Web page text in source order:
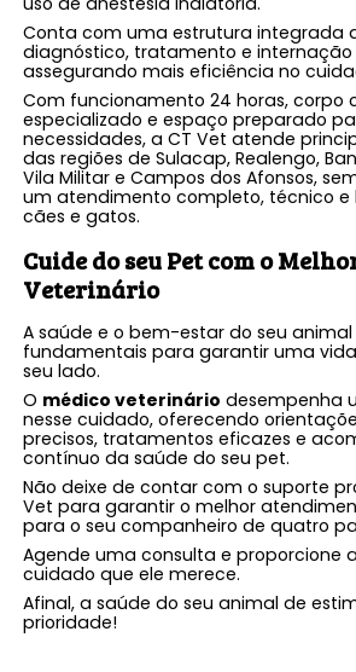
Conta com uma estrutura integrada
diagnóstico, tratamento e internação
assegurando mais eficiência no
Com funcionamento 24 horas, corpo
especializado e espaço preparado
necessidades, a CT Vet atende
das regiões de Sulacap, Realengo,
Vila Militar e Campos dos Afonsos,
um atendimento completo, técnico
cães e gatos.
Cuide do seu Pet com o
Veterinário
A saúde e o bem-estar do seu
fundamentais para garantir uma
seu lado.
O médico veterinário desempenha
nesse cuidado, oferecendo
precisos, tratamentos eficazes e
contínuo da saúde do seu pet.
Não deixe de contar com o suporte
Vet para garantir o melhor
para o seu companheiro de quatro
Agende uma consulta e proporcione
cuidado que ele merece.
Afinal, a saúde do seu animal de
prioridade!